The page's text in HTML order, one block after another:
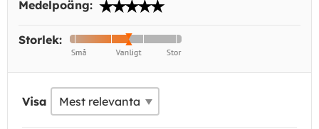
Medelpoäng:
Storlek:
Visa